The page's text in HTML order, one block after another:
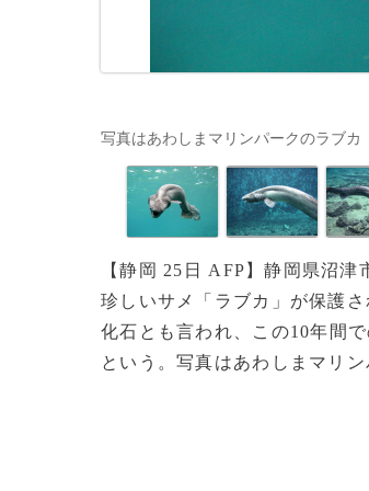
写真はあわしまマリンパークのラブカ
【静岡 25日 AFP】静岡県沼
珍しいサメ「ラブカ」が保護
化石とも言われ、この10年間
という。写真はあわしまマリ